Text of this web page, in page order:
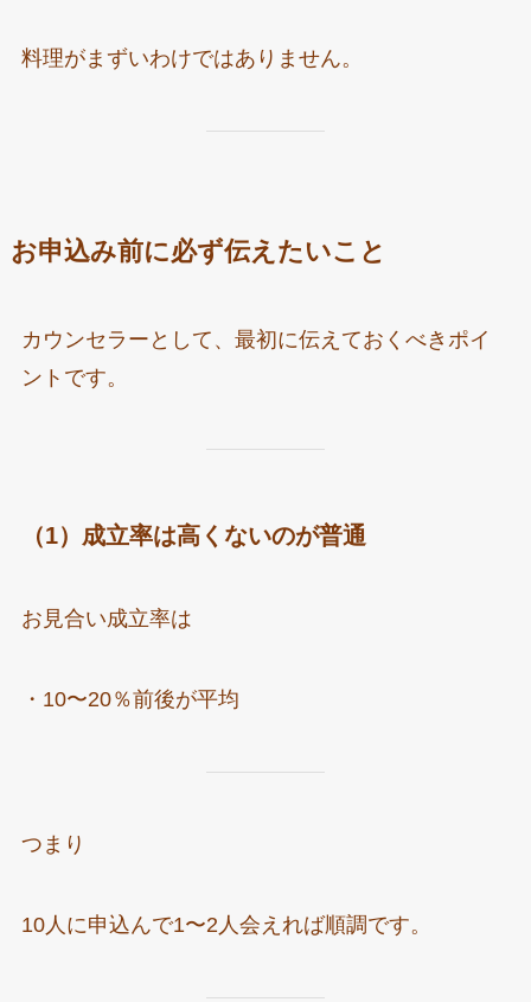
料理がまずいわけではありません。
お申込み前に必ず伝えたいこと
カウンセラーとして、最初に伝えておくべきポイ
ントです。
（1）成立率は高くないのが普通
お見合い成立率は
・10〜20％前後が平均
つまり
10人に申込んで1〜2人会えれば順調です。